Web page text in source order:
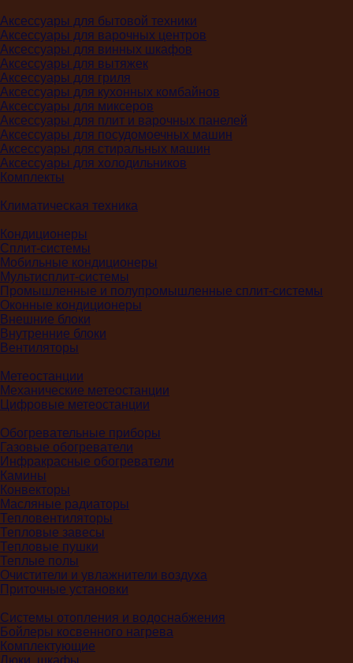
Аксессуары для бытовой техники
Аксессуары для варочных центров
Аксессуары для винных шкафов
Аксессуары для вытяжек
Аксессуары для гриля
Аксессуары для кухонных комбайнов
Аксессуары для миксеров
Аксессуары для плит и варочных панелей
Аксессуары для посудомоечных машин
Аксессуары для стиральных машин
Аксессуары для холодильников
Комплекты
Климатическая техника
Кондиционеры
Сплит-системы
Мобильные кондиционеры
Мультисплит-системы
Промышленные и полупромышленные сплит-системы
Оконные кондиционеры
Внешние блоки
Внутренние блоки
Вентиляторы
Метеостанции
Механические метеостанции
Цифровые метеостанции
Обогревательные приборы
Газовые обогреватели
Инфракрасные обогреватели
Камины
Конвекторы
Масляные радиаторы
Тепловентиляторы
Тепловые завесы
Тепловые пушки
Теплые полы
Очистители и увлажнители воздуха
Приточные установки
Системы отопления и водоснабжения
Бойлеры косвенного нагрева
Комплектующие
Люки, шкафы